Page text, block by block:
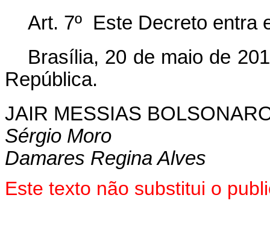
Art. 7º Este Decreto entra
Brasília, 20 de maio de
República.
JAIR MESSIAS
Sérgio Moro
Damares Regina Alves
Este texto não substitui o